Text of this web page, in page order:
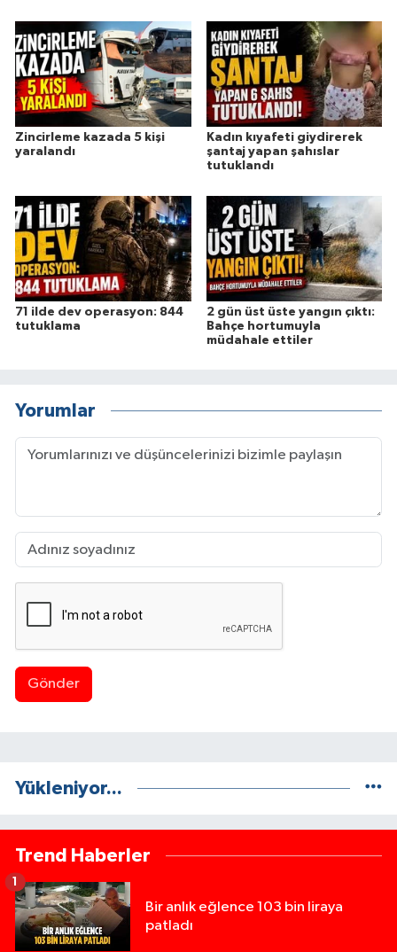
Zincirleme kazada 5 kişi
yaralandı
Kadın kıyafeti giydirerek
şantaj yapan şahıslar
tutuklandı
71 ilde dev operasyon: 844
tutuklama
2 gün üst üste yangın çıktı:
Bahçe hortumuyla
müdahale ettiler
Yorumlar
Gönder
Yükleniyor...
Trend Haberler
Bir anlık eğlence 103 bin liraya
patladı
1